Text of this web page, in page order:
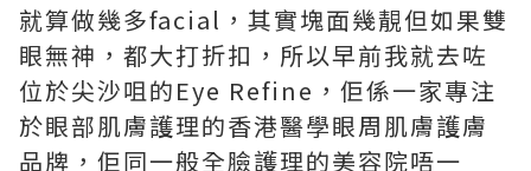
就算做幾多facial，其實塊面幾靚但如果雙
眼無神，都大打折扣，所以早前我就去咗
位於尖沙咀的Eye Refine，佢係一家專注
於眼部肌膚護理的香港醫學眼周肌膚護膚
品牌，佢同一般全臉護理的美容院唔一